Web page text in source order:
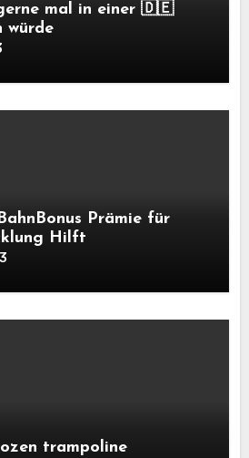
mal in einer 🇩🇪
würde
Prämie für
Hilft
trampoline